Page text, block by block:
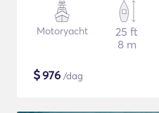
Motoryacht
25 ft
8 m
$976 /dag